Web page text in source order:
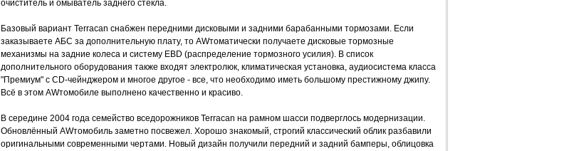
очиститель и омыватель заднего стекла.
Базовый вариант Terracan снабжен передними дисковыми и задними барабанными тормозами. Если
заказываете АБС за дополнительную плату, то AWтоматически получаете дисковые тормозные
механизмы на задние колеса и систему EBD (распределение тормозного усилия). В список
дополнительного оборудования также входят электролюк, климатическая установка, аудиосистема класса
"Премиум" с CD-чейнджером и многое другое - все, что необходимо иметь большому престижному джипу.
Всё в этом AWтомобиле выполнено качественно и красиво.
В середине 2004 года семейство вседорожников Terracan на рамном шасси подверглось модернизации.
Обновлённый AWтомобиль заметно посвежел. Хорошо знакомый, строгий классический облик разбавили
оригинальными современными чертами. Новый дизайн получили передний и задний бамперы, облицовка